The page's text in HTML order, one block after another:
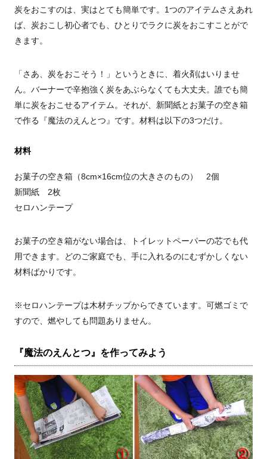
炭をおこすのは、実はとても簡単です。1つのアイテムさえあれ
ば、炭おこし初心者でも、ひとりでラクに炭をおこすことがで
きます。
「さあ、炭をおこそう！」というときに、着火剤はいりませ
ん。バーナーで辛抱強く炭をあぶらなくても大丈夫。誰でも簡
単に炭をおこせるアイテム。それが、新聞紙とお菓子の空き箱
で作る『魔法のえんとつ』です。材料は以下の3つだけ。
材料
お菓子の空き箱（8cm×16cm位の大きさのもの） 2個
新聞紙 2枚
セロハンテープ
お菓子の空き箱がない場合は、トイレットペーパーの芯でも代
用できます。どのご家庭でも、手に入れるのにむずかしくない
材料ばかりです。
※セロハンテープは木材チップからできています。可燃ゴミで
すので、燃やしても問題ありません。
『魔法のえんとつ』を作ってみよう